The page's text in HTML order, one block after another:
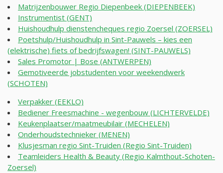
Matrijzenbouwer Regio Diepenbeek (DIEPENBEEK)
Instrumentist (GENT)
Huishoudhulp dienstencheques regio Zoersel (ZOERSEL)
Poetshulp/Huishoudhulp in Sint-Pauwels – kies een
(elektrische) fiets of bedrijfswagen! (SINT-PAUWELS)
Sales Promotor | Bose (ANTWERPEN)
Gemotiveerde jobstudenten voor weekendwerk
(SCHOTEN)
Verpakker (EEKLO)
Bediener Freesmachine - wegenbouw (LICHTERVELDE)
Keukenplaatser/maatmeubilair (MECHELEN)
Onderhoudstechnieker (MENEN)
Klusjesman regio Sint-Truiden (Regio Sint-Truiden)
Teamleiders Health & Beauty (Regio Kalmthout-Schoten-
Zoersel)